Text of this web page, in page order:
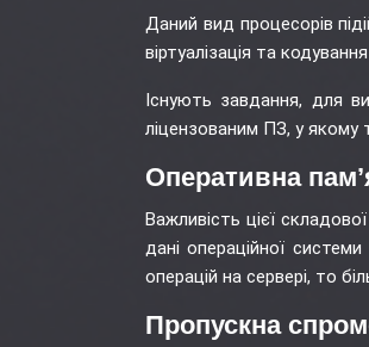
Даний вид процесорів
віртуалізація та
Існують завдання, для
ліцензованим ПЗ, у якому
Оперативна
Важливість цієї
дані операційної
операцій на сервері, то
Пропускна